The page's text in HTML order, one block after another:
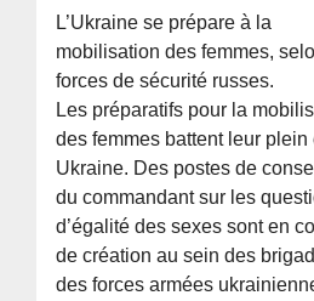
L’Ukraine se prépare à la
mobilisation des femmes,
forces de sécurité russes.
Les préparatifs pour la
des femmes battent leur plein
Ukraine. Des postes de
du commandant sur les
d’égalité des sexes sont en
de création au sein des
des forces armées